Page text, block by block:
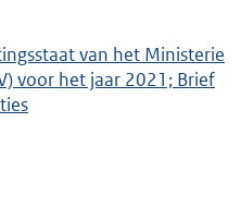
van het Ministerie
voor het jaar 2021; Brief